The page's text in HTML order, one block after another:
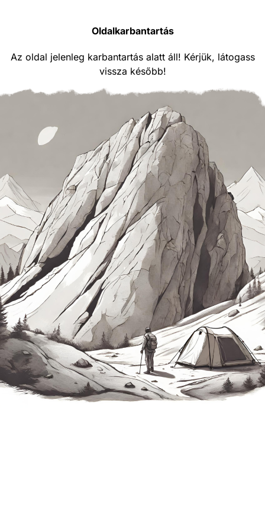
Oldalkarbantartás
Az oldal jelenleg karbantartás alatt áll! Kérjük, látogass
vissza később!